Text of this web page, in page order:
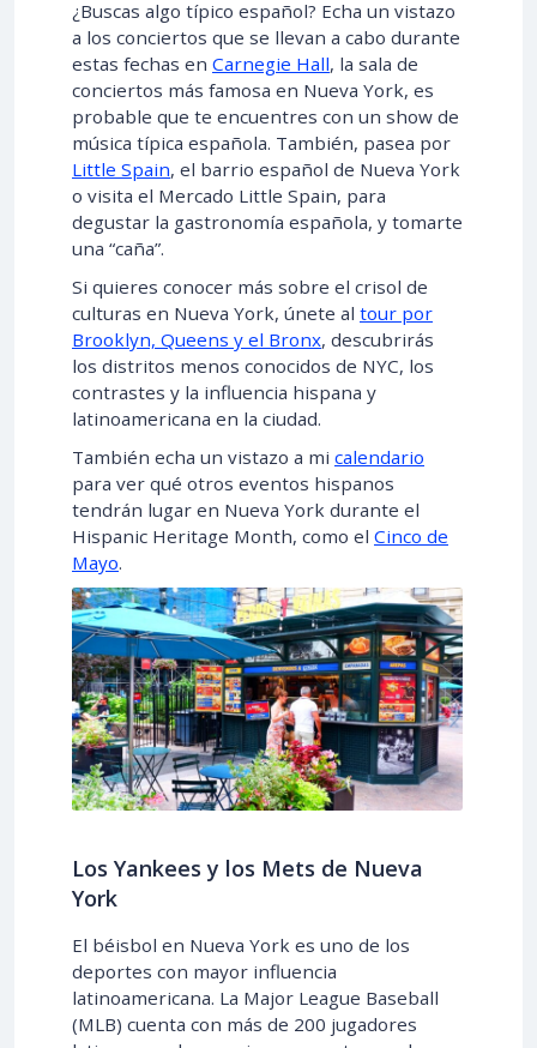
¿Buscas algo típico español? Echa un vistazo
a los conciertos que se llevan a cabo durante
estas fechas en Carnegie Hall, la sala de
conciertos más famosa en Nueva York, es
probable que te encuentres con un show de
música típica española. También, pasea por
Little Spain, el barrio español de Nueva York
o visita el Mercado Little Spain, para
degustar la gastronomía española, y tomarte
una “caña”.
Si quieres conocer más sobre el crisol de
culturas en Nueva York, únete al tour por
Brooklyn, Queens y el Bronx, descubrirás
los distritos menos conocidos de NYC, los
contrastes y la influencia hispana y
latinoamericana en la ciudad.
También echa un vistazo a mi calendario
para ver qué otros eventos hispanos
tendrán lugar en Nueva York durante el
Hispanic Heritage Month, como el Cinco de
Mayo.
Los Yankees y los Mets de Nueva
York
El béisbol en Nueva York es uno de los
deportes con mayor influencia
latinoamericana. La Major League Baseball
(MLB) cuenta con más de 200 jugadores